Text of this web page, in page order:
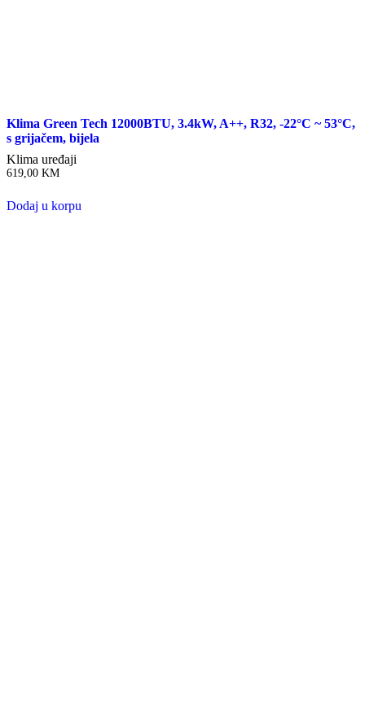
Klima Green Tech 12000BTU, 3.4kW, A++, R32, -22°C ~ 53°C,
s grijačem, bijela
Klima uređaji
619,00 KM
Dodaj u korpu